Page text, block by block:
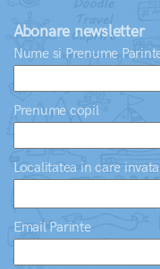
Abonare newsletter
Nume si Prenume
Prenume copil
Localitatea in care
Email Parinte